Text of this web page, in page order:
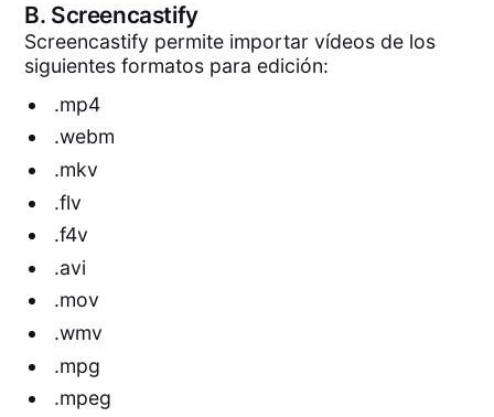
B. Screencastify
Screencastify permite importar vídeos de los
siguientes formatos para edición:
.mp4
.webm
.mkv
.flv
.f4v
.avi
.mov
.wmv
.mpg
.mpeg